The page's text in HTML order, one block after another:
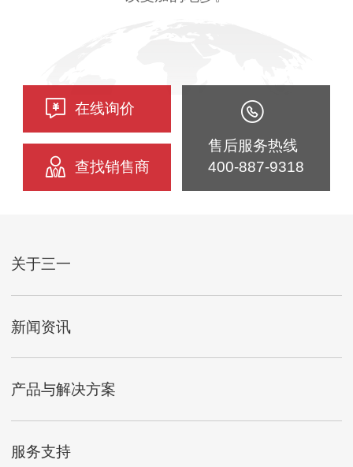
在线询价
查找销售商
售后服务热线
400-887-9318
关于三一
新闻资讯
产品与解决方案
服务支持